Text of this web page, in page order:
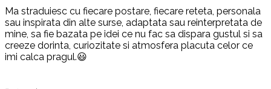
Ma straduiesc cu fiecare postare, fiecare reteta, personala
sau inspirata din alte surse, adaptata sau reinterpretata de
mine, sa fie bazata pe idei ce nu fac sa dispara gustul si sa
creeze dorinta, curiozitate si atmosfera placuta celor ce
imi calca pragul.😃